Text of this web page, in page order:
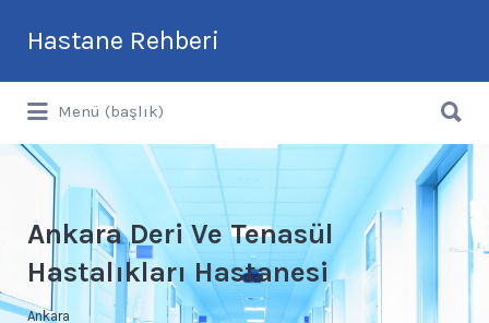
Hastane Rehberi
Türkiye'nin En Güncel Hastane Rehberi
Menü (başlık)
Ankara Deri Ve Tenasül
Hastalıkları Hastanesi
Ankara